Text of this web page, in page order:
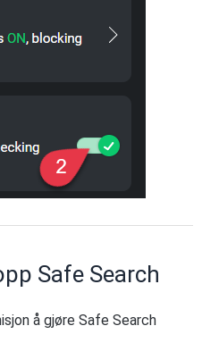
Safe Search
å gjøre Safe Search